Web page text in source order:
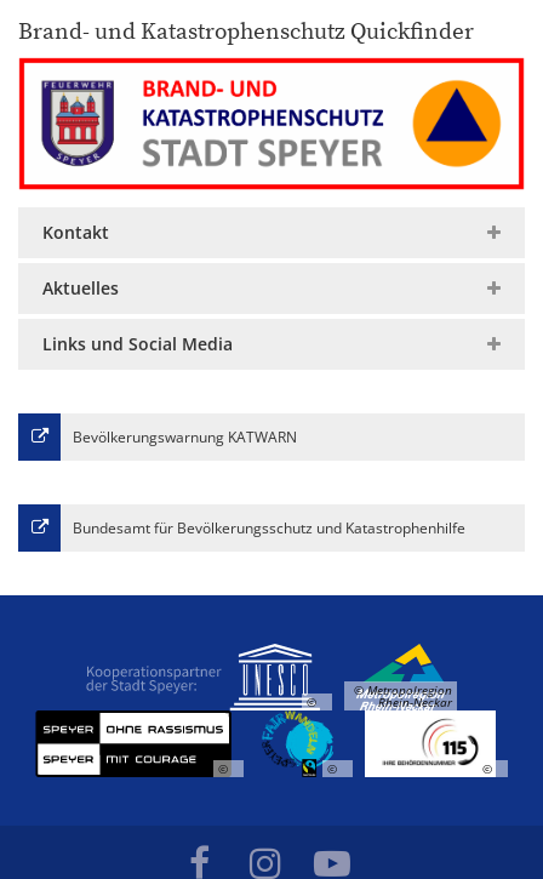
Brand- und Katastrophenschutz Quickfinder
Kontakt
Aktuelles
Links und Social Media
Bevölkerungswarnung KATWARN
Bundesamt für Bevölkerungsschutz und Katastrophenhilfe
©
© Metropolregion
Rhein-Neckar
© © ©